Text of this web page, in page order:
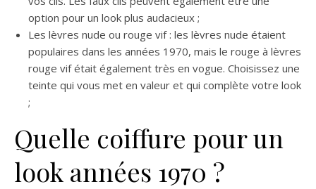
option pour un look plus audacieux ;
Les lèvres nude ou rouge vif : les lèvres nude étaient
populaires dans les années 1970, mais le rouge à lèvres
rouge vif était également très en vogue. Choisissez une
teinte qui vous met en valeur et qui complète votre look
;
Quelle coiffure pour un
look années 1970 ?